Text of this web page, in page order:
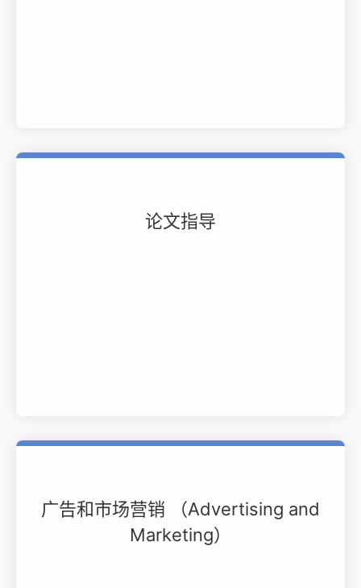
论文指导
广告和市场营销 （Advertising and
Marketing）